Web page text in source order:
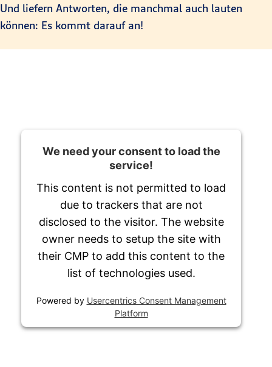
Und liefern Antworten, die manchmal auch lauten
können: Es kommt darauf an!
We need your consent to load the
service!
This content is not permitted to load
due to trackers that are not
disclosed to the visitor. The website
owner needs to setup the site with
their CMP to add this content to the
list of technologies used.
Powered by Usercentrics Consent Management
Platform